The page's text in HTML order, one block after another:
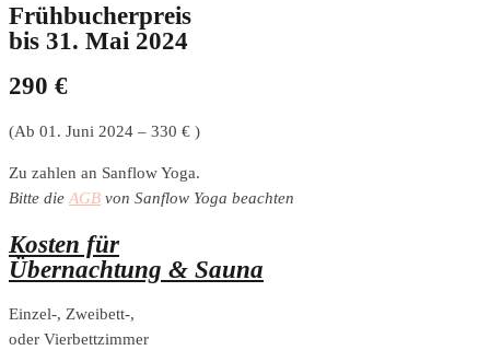
Frühbucherpreis
bis 31. Mai 2024
290 €
(Ab 01. Juni 2024 – 330 € )
Zu zahlen an Sanflow Yoga.
Bitte die AGB von Sanflow Yoga beachten
Kosten für
Übernachtung & Sauna
Einzel-, Zweibett-,
oder Vierbettzimmer